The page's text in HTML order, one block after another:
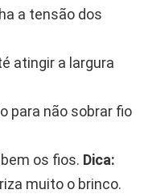
a tensão dos
atingir a largura
para não sobrar fio
os fios. Dica:
muito o brinco.